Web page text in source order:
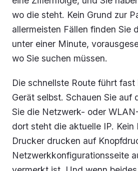
wo die steht. Kein Grund zur
allermeisten Fällen finden Sie
unter einer Minute,
wo Sie suchen müssen.
Die schnellste Route führt fast
Gerät selbst. Schauen Sie auf
Sie die Netzwerk- oder
dort steht die aktuelle IP. Kein
Drucker drucken auf
Netzwerkkonfigurationsseite